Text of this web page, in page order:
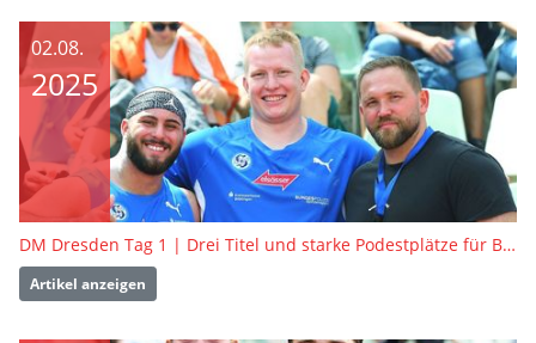
02.08.
2025
DM Dresden Tag 1 | Drei Titel und starke Podestplätze für BW-Athlet:innen
Artikel anzeigen